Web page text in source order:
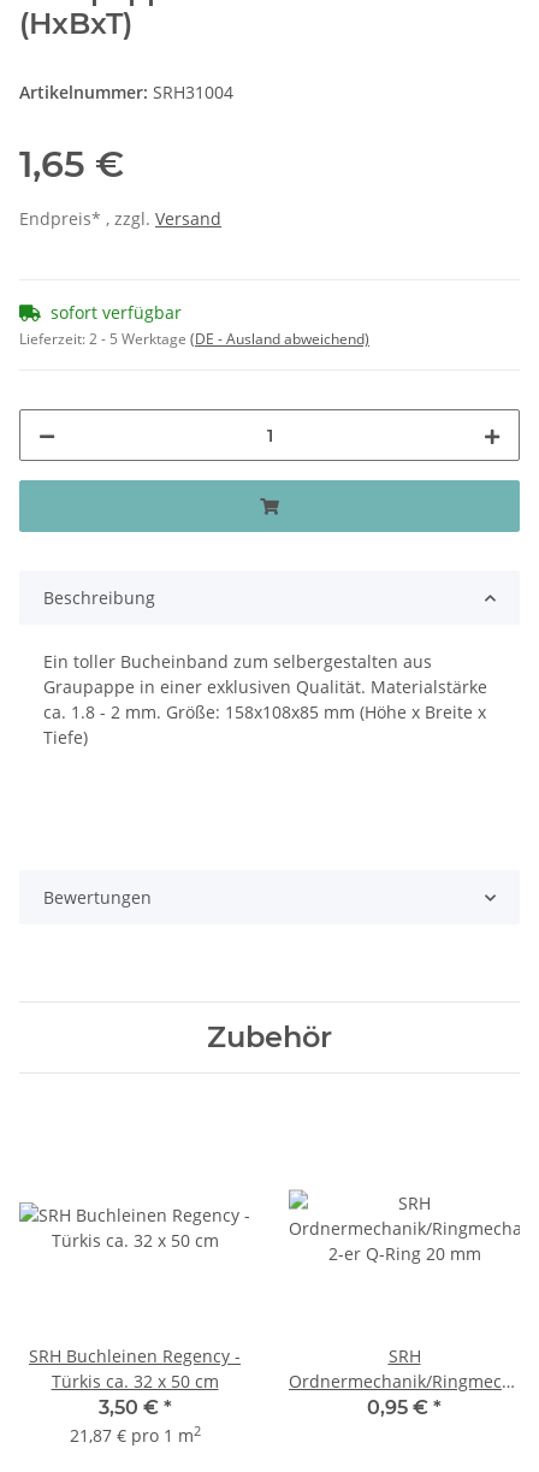
(HxBxT)
Artikelnummer: SRH31004
1,65 €
Endpreis* , zzgl. Versand
sofort verfügbar
Lieferzeit:2 - 5 Werktage (DE - Ausland abweichend)
Beschreibung
Ein toller Bucheinband zum selbergestalten aus
Graupappe in einer exklusiven Qualität. Materialstärke
ca. 1.8 - 2 mm. Größe: 158x108x85 mm (Höhe x Breite x
Tiefe)
Bewertungen
Zubehör
SRH Buchleinen Regency -
Türkis ca. 32 x 50 cm
3,50 € *
21,87 € pro 1 m2
SRH
Ordnermechanik/
2-er Q-Ring 20 mm
0,95 € *